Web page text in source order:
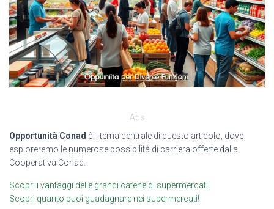
I
O
N
Ads
Opportunità Conad è il tema centrale di questo articolo, dove
esploreremo le numerose possibilità di carriera offerte dalla
Cooperativa Conad.
Scopri i vantaggi delle grandi catene di supermercati!
Scopri quanto puoi guadagnare nei supermercati!